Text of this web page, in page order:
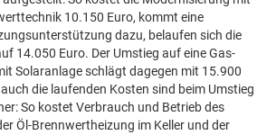
10.150 Euro, kommt eine
dazu, belaufen sich die
14.050 Euro. Der Umstieg auf eine Gas-
Solaranlage schlägt dagegen mit 15.900
die laufenden Kosten sind beim Umstieg
So kostet Verbrauch und Betrieb des
Öl-Brennwertheizung im Keller und der